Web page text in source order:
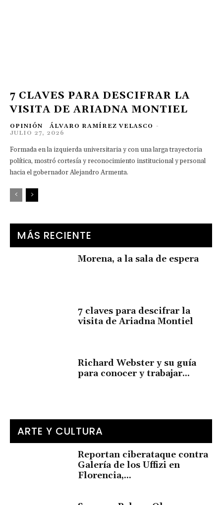
7 CLAVES PARA DESCIFRAR LA
VISITA DE ARIADNA MONTIEL
OPINIÓN ÁLVARO RAMÍREZ VELASCO -
JULIO 27, 2026
Formada en la izquierda universitaria y con una larga trayectoria
política, mostró cortesía y reconocimiento institucional y personal
hacia el gobernador Alejandro Armenta.
MÁS RECIENTE
Morena, a la sala de espera
7 claves para descifrar la
visita de Ariadna Montiel
Richard Webster y su guía
para conocer y trabajar...
ARTE Y CULTURA
Reportan ciberataque contra
Galería de los Uffizi en
Florencia,...